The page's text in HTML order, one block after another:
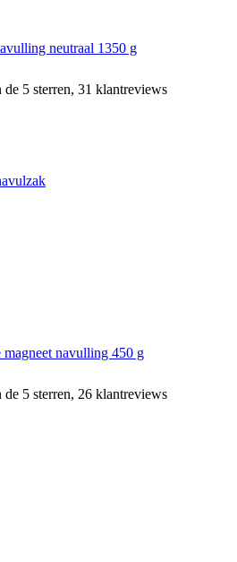
neutraal 1350 g
5 sterren, 31 klantreviews
navulling 450 g
5 sterren, 26 klantreviews